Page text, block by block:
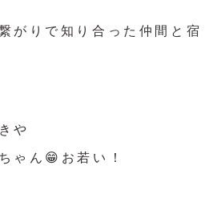
がりで知り合った仲間と宿
や
ゃん😁お若い！